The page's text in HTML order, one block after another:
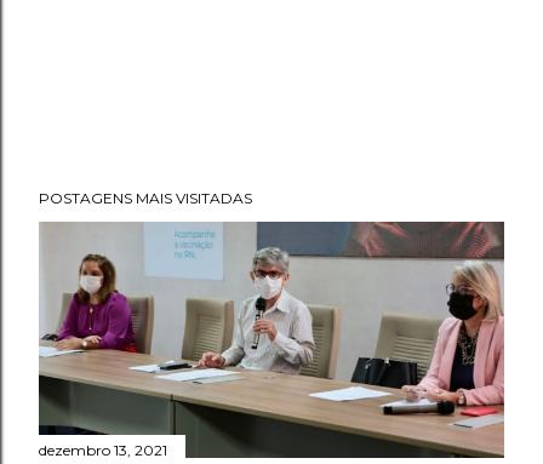
POSTAGENS MAIS VISITADAS
dezembro 13, 2021